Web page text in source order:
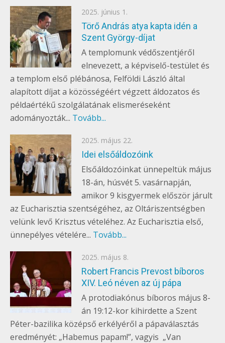
Posted
on
2025. június 1.
Törő András atya kapta idén a
Szent György-díjat
A templomunk védőszentjéről
elnevezett, a képviselő-testület és
a templom első plébánosa, Felföldi László által
alapított díjat a közösségéért végzett áldozatos és
példaértékű szolgálatának elismeréseként
adományozták... Tovább...
Posted
on
2025. május 22.
Idei elsőáldozóink
Elsőáldozóinkat ünnepeltük május
18-án, húsvét 5. vasárnapján,
amikor 9 kisgyermek először járult
az Eucharisztia szentségéhez, az Oltáriszentségben
velünk levő Krisztus vételéhez. Az Eucharisztia első,
ünnepélyes vételére... Tovább...
Posted
on
2025. május 8.
Robert Francis Prevost bíboros
XIV. Leó néven az új pápa
A protodiakónus bíboros május 8-
án 19:12-kor kihirdette a Szent
Péter-bazilika középső erkélyéről a pápaválasztás
eredményét: „Habemus papam!”, vagyis „Van